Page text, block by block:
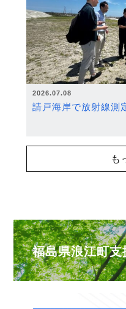
2026.07.08
請戸海岸で放射線測
も
福島県浪江町支